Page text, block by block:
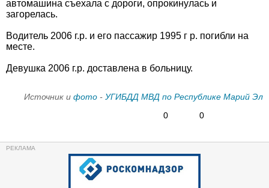
автомашина съехала с дороги, опрокинулась и
загорелась.
Водитель 2006 г.р. и его пассажир 1995 г р. погибли на
месте.
Девушка 2006 г.р. доставлена в больницу.
Источник и фото - УГИБДД МВД по Республике Марий Эл
0
0